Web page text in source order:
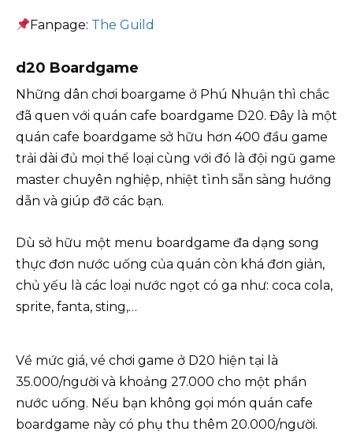
Fanpage: The Guild
d20 Boardgame
Những dân chơi boargame ở Phú Nhuận thì chắc
đã quen với quán cafe boardgame D20. Đây là một
quán cafe boardgame sở hữu hơn 400 đầu game
trải dài đủ mọi thể loại cùng với đó là đội ngũ game
master chuyên nghiệp, nhiệt tình sẵn sàng hướng
dẫn và giúp đỡ các bạn.
Dù sở hữu một menu boardgame đa dạng song
thực đơn nước uống của quán còn khá đơn giản,
chủ yếu là các loại nước ngọt có ga như: coca cola,
sprite, fanta, sting,…
Về mức giá, vé chơi game ở D20 hiện tại là
35.000/người và khoảng 27.000 cho một phần
nước uống. Nếu bạn không gọi món quán cafe
boardgame này có phụ thu thêm 20.000/người.